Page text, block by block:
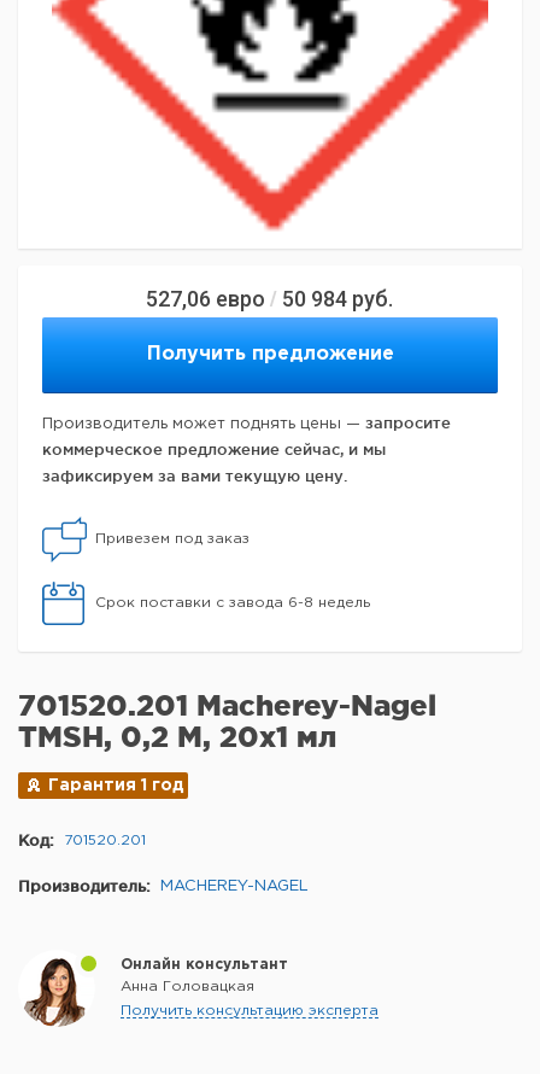
527,06 евро / 50 984 руб.
Получить предложение
Производитель может поднять цены — запросите
коммерческое предложение сейчас, и мы
зафиксируем за вами текущую цену.
Привезем под заказ
Срок поставки с завода 6-8 недель
701520.201 Macherey-Nagel
TMSH, 0,2 М, 20x1 мл
Гарантия 1 год
Код: 701520.201
Производитель: MACHEREY-NAGEL
Онлайн консультант
Анна Головацкая
Получить консультацию эксперта